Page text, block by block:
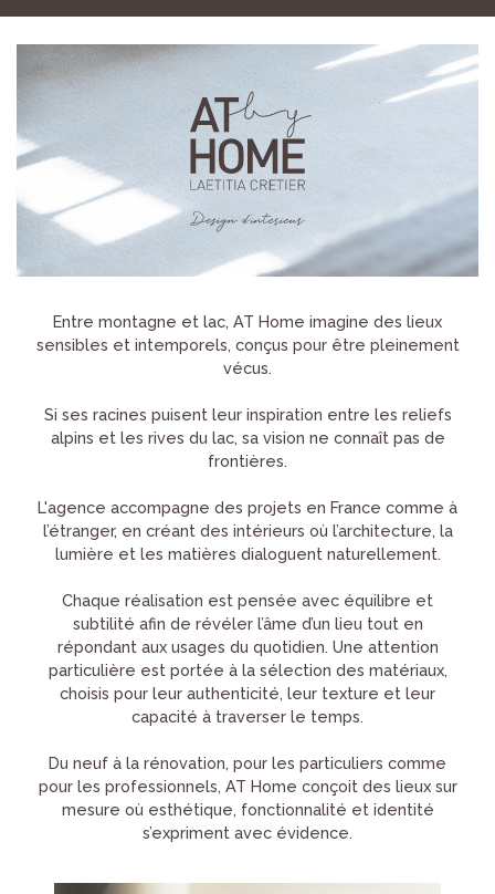
Entre montagne et lac, AT Home imagine des lieux
sensibles et intemporels, conçus pour être pleinement
vécus.
Si ses racines puisent leur inspiration entre les reliefs
alpins et les rives du lac, sa vision ne connaît pas de
frontières.
L'agence accompagne des projets en France comme à
l’étranger, en créant des intérieurs où l’architecture, la
lumière et les matières dialoguent naturellement.
Chaque réalisation est pensée avec équilibre et
subtilité afin de révéler l’âme d’un lieu tout en
répondant aux usages du quotidien. Une attention
particulière est portée à la sélection des matériaux,
choisis pour leur authenticité, leur texture et leur
capacité à traverser le temps.
Du neuf à la rénovation, pour les particuliers comme
pour les professionnels, AT Home conçoit des lieux sur
mesure où esthétique, fonctionnalité et identité
s’expriment avec évidence.